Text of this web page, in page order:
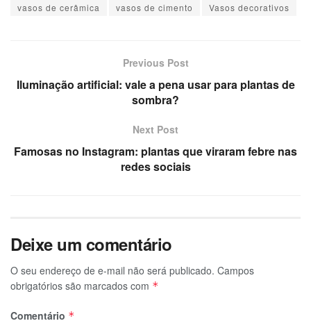
vasos de cerâmica
vasos de cimento Vasos decorativos
Previous Post
Iluminação artificial: vale a pena usar para plantas de
sombra?
Next Post
Famosas no Instagram: plantas que viraram febre nas
redes sociais
Deixe um comentário
O seu endereço de e-mail não será publicado. Campos
obrigatórios são marcados com *
Comentário *